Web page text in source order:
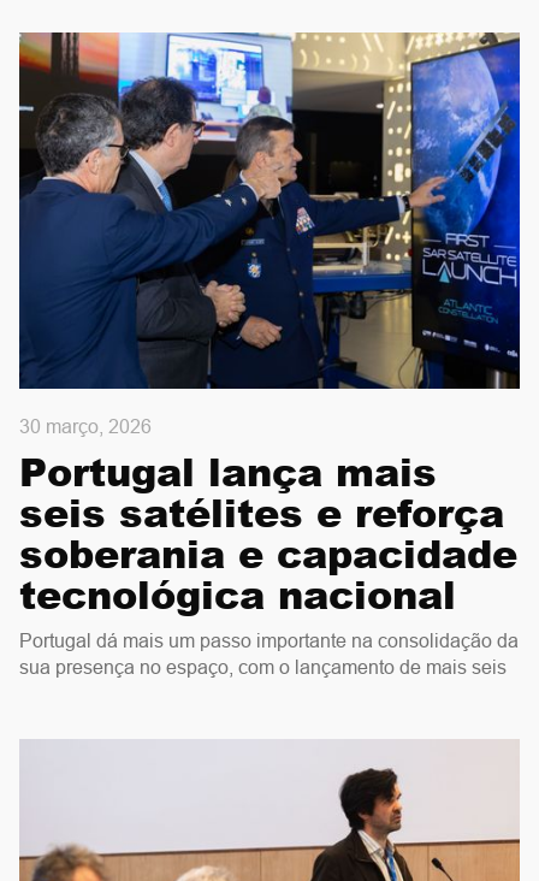
30 março, 2026
Portugal lança mais
seis satélites e reforça
soberania e capacidade
tecnológica nacional
Portugal dá mais um passo importante na consolidação da
sua presença no espaço, com o lançamento de mais seis